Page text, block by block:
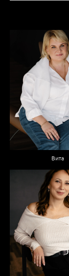
Вита